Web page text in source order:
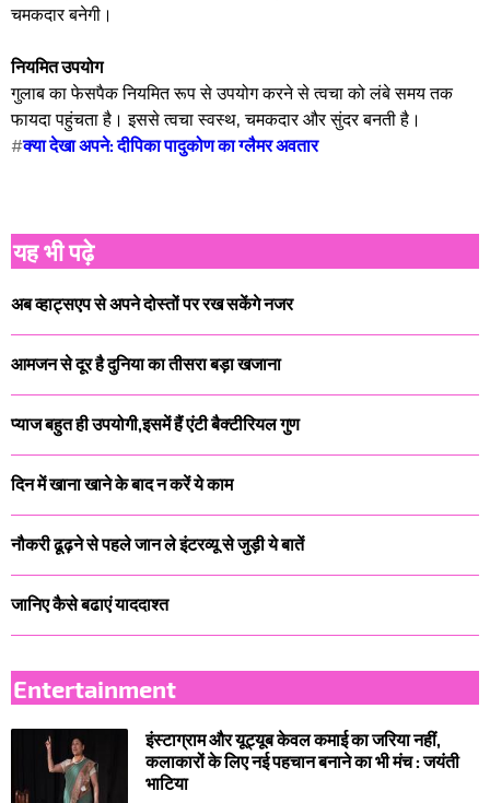
चमकदार बनेगी।
नियमित उपयोग
गुलाब का फेसपैक नियमित रूप से उपयोग करने से त्वचा को लंबे समय तक
फायदा पहुंचता है। इससे त्वचा स्वस्थ, चमकदार और सुंदर बनती है।
#क्या देखा अपने: दीपिका पादुकोण का ग्लैमर अवतार
यह भी पढ़े
अब व्हाट्सएप से अपने दोस्तों पर रख सकेंगे नजर
आमजन से दूर है दुनिया का तीसरा बड़ा खजाना
प्याज बहुत ही उपयोगी,इसमें हैं एंटी बैक्टीरियल गुण
दिन में खाना खाने के बाद न करें ये काम
नौकरी ढूढ़ने से पहले जान ले इंटरव्यू से जुड़ी ये बातें
जानिए कैसे बढाएं याददाश्त
Entertainment
इंस्टाग्राम और यूट्यूब केवल कमाई का जरिया नहीं,
कलाकारों के लिए नई पहचान बनाने का भी मंच : जयंती
भाटिया